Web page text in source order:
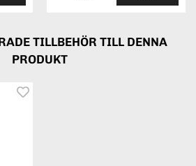
TILLBEHÖR TILL DENNA
PRODUKT